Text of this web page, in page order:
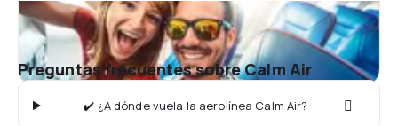
Preguntas frecuentes sobre Calm Air
✔️ ¿A dónde vuela la aerolínea Calm Air?